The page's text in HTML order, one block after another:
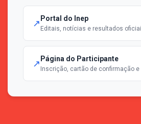
↗ Portal do Inep
Editais, notícias e resultados
↗ Página do Participante
Inscrição, cartão de confirmação e